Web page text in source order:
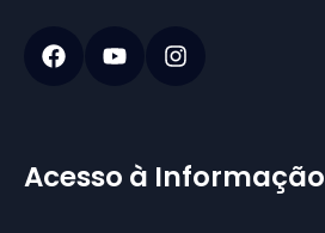
Acesso à Informação